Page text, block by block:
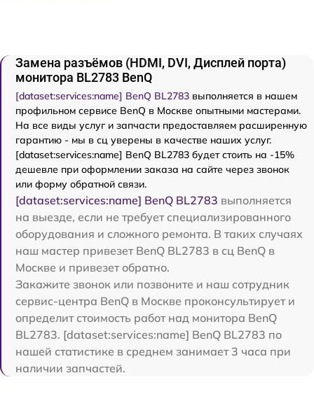
Замена разъёмов (HDMI, DVI, Дисплей порта)
монитора BL2783 BenQ
[dataset:services:name] BenQ BL2783 выполняется в нашем
профильном сервисе BenQ в Москве опытными мастерами.
На все виды услуг и запчасти предоставляем расширенную
гарантию - мы в сц уверены в качестве наших услуг.
[dataset:services:name] BenQ BL2783 будет стоить на -15%
дешевле при оформлении заказа на сайте через звонок
или форму обратной связи.
[dataset:services:name] BenQ BL2783 выполняется
на выезде, если не требует специализированного
оборудования и сложного ремонта. В таких случаях
наш мастер привезет BenQ BL2783 в сц BenQ в
Москве и привезет обратно.
Закажите звонок или позвоните и наш сотрудник
сервис-центра BenQ в Москве проконсультирует и
определит стоимость работ над монитора BenQ
BL2783. [dataset:services:name] BenQ BL2783 по
нашей статистике в среднем занимает 3 часа при
наличии запчастей.